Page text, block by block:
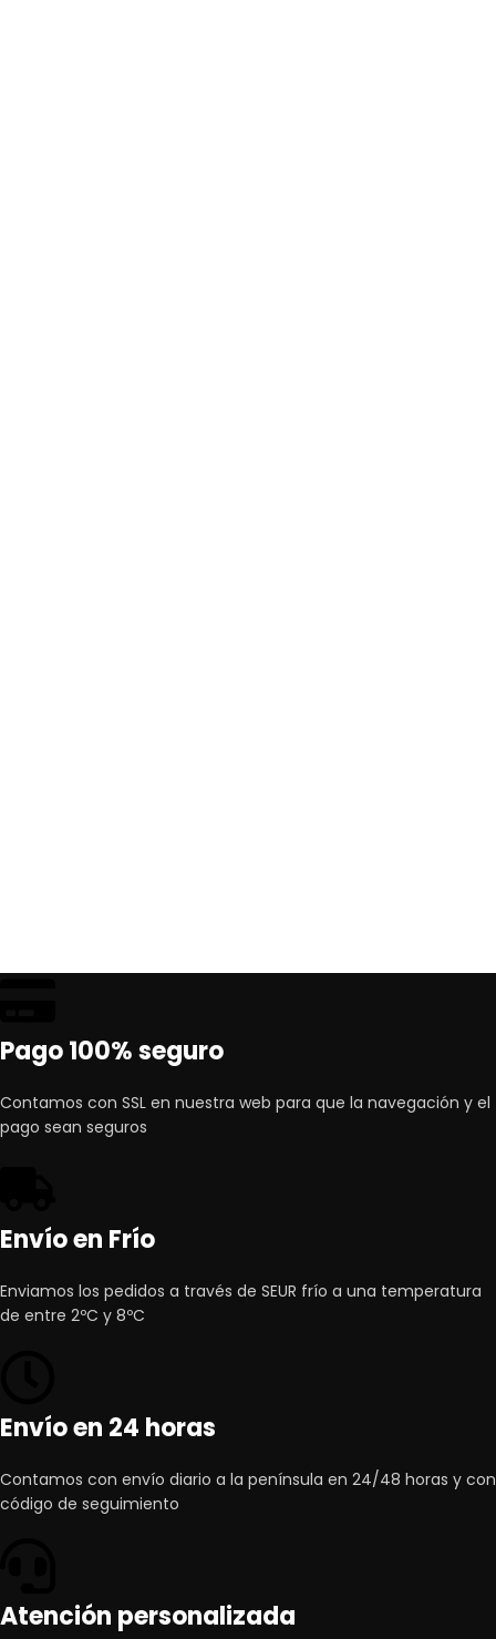
Pago 100% seguro
Contamos con SSL en nuestra web para que la navegación y el
pago sean seguros
Envío en Frío
Enviamos los pedidos a través de SEUR frío a una temperatura
de entre 2ºC y 8ºC
Envío en 24 horas
Contamos con envío diario a la península en 24/48 horas y con
código de seguimiento
Atención personalizada